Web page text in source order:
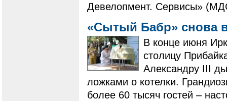
Девелопмент. Сервисы»
«Сытый Бабр» снова
В конце июня
столицу
Александру III
ложками о котелки.
более 60 тысяч гостей –